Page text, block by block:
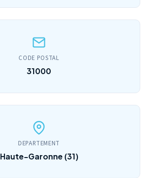
CODE POSTAL
31000
DEPARTEMENT
Haute-Garonne (31)